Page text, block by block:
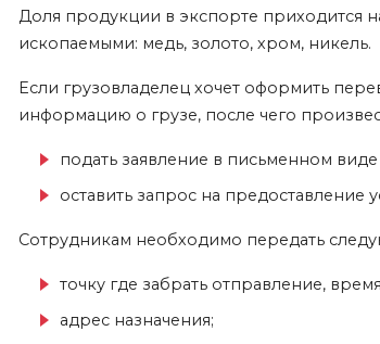
Доля продукции в экспорте приходится
ископаемыми: медь, золото, хром, никель.
Если грузовладелец хочет оформить
информацию о грузе, после чего
подать заявление в письменном
оставить запрос на предоставление
Сотрудникам необходимо передать
точку где забрать отправление,
адрес назначения;